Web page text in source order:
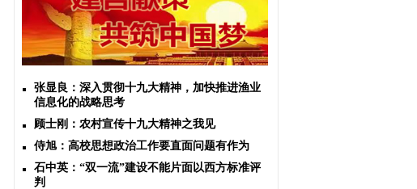
张显良：深入贯彻十九大精神，加快推进渔业
信息化的战略思考
顾士刚：农村宣传十九大精神之我见
侍旭：高校思想政治工作要直面问题有作为
石中英：“双一流”建设不能片面以西方标准评
判